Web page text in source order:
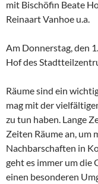
mit Bischöfin Beate
Reinaart Vanhoe u.a.
Am Donnerstag, den
Hof des
Räume sind ein
mag mit der
zu tun haben. Lange
Zeiten Räume an, um
Nachbarschaften in
geht es immer um die
einen besonderen